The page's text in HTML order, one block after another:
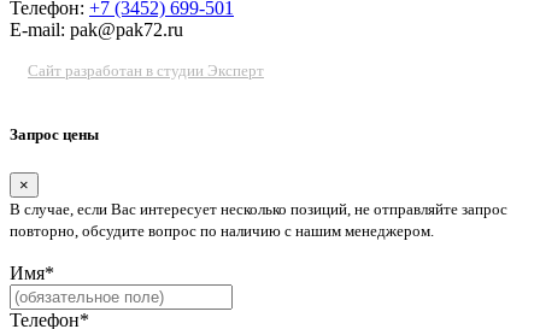
Телефон: +7 (3452) 699-501
E-mail: pak@pak72.ru
Сайт разработан в студии Эксперт
Запрос цены
×
В случае, если Вас интересует несколько позиций, не отправляйте запрос
повторно, обсудите вопрос по наличию с нашим менеджером.
Имя*
Телефон*